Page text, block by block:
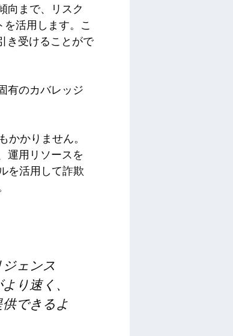
向まで、リスク
活用します。こ
き受けることがで
有のカバレッジ
かりません。
運用リソースを
を活用して詐欺
ェンス
り速く、
できるよ